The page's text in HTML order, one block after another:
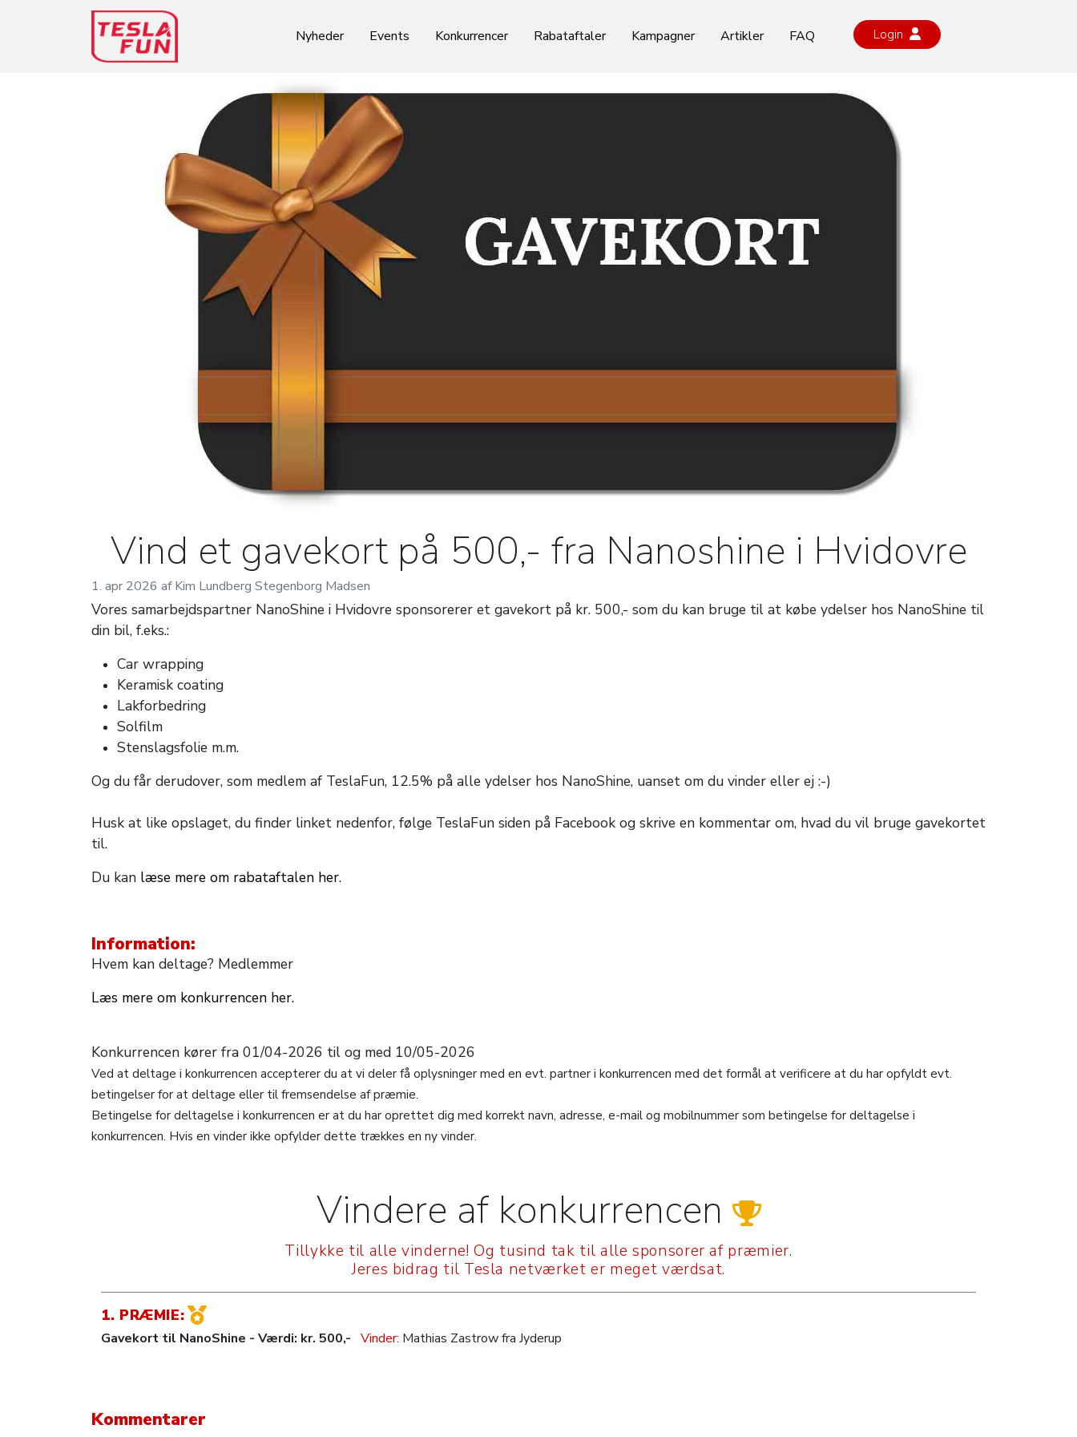
Nyheder Events Konkurrencer Rabataftaler Kampagner Artikler FAQ Login
Vind et gavekort på 500,- fra Nanoshine i Hvidovre
1. apr 2026 af Kim Lundberg Stegenborg Madsen
Vores samarbejdspartner NanoShine i Hvidovre sponsorerer et gavekort på kr. 500,- som du kan bruge til at købe ydelser hos NanoShine til
din bil, f.eks.:
Car wrapping
Keramisk coating
Lakforbedring
Solfilm
Stenslagsfolie m.m.
Og du får derudover, som medlem af TeslaFun, 12.5% på alle ydelser hos NanoShine, uanset om du vinder eller ej :-)
Husk at like opslaget, du finder linket nedenfor, følge TeslaFun siden på Facebook og skrive en kommentar om, hvad du vil bruge gavekortet
til.
Du kan læse mere om rabataftalen her.
Information:
Hvem kan deltage? Medlemmer
Læs mere om konkurrencen her.
Konkurrencen kører fra 01/04-2026 til og med 10/05-2026
Ved at deltage i konkurrencen accepterer du at vi deler få oplysninger med en evt. partner i konkurrencen med det formål at verificere at du har opfyldt evt.
betingelser for at deltage eller til fremsendelse af præmie.
Betingelse for deltagelse i konkurrencen er at du har oprettet dig med korrekt navn, adresse, e-mail og mobilnummer som betingelse for deltagelse i
konkurrencen. Hvis en vinder ikke opfylder dette trækkes en ny vinder.
Vindere af konkurrencen
Tillykke til alle vinderne! Og tusind tak til alle sponsorer af præmier.
Jeres bidrag til Tesla netværket er meget værdsat.
1. PRÆMIE:
Gavekort til NanoShine - Værdi: kr. 500,- Vinder: Mathias Zastrow fra Jyderup
Kommentarer